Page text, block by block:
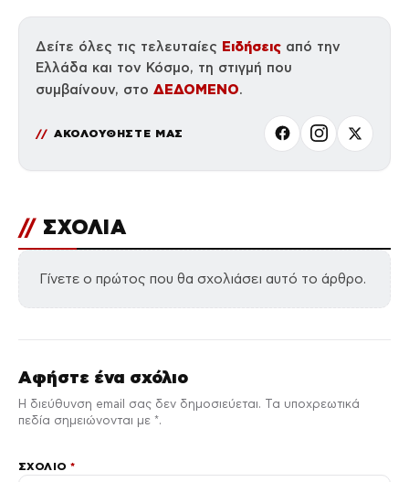
Δείτε όλες τις τελευταίες Ειδήσεις από την
Ελλάδα και τον Κόσμο, τη στιγμή που
συμβαίνουν, στο ΔΕΔΟΜΕΝΟ.
ΑΚΟΛΟΥΘΗΣΤΕ ΜΑΣ
// ΣΧΟΛΙΑ
Γίνετε ο πρώτος που θα σχολιάσει αυτό το άρθρο.
Αφήστε ένα σχόλιο
Η διεύθυνση email σας δεν δημοσιεύεται. Τα υποχρεωτικά
πεδία σημειώνονται με *.
ΣΧΌΛΙΟ*